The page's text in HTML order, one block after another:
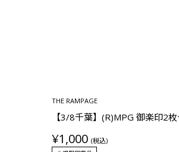
THE RAMPAGE
【3/8千葉】(R)MPG 御楽印2
¥1,000 (税込)